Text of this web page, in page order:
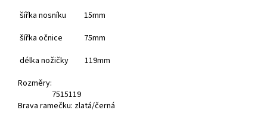
šířka nosníku 15mm
šířka očnice 75mm
délka nožičky 119mm
Rozměry:
7515119
Brava ramečku: zlatá/černá